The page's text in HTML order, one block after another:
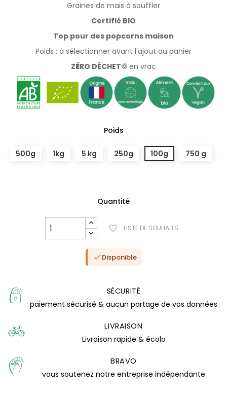
Graines de maïs à souffler
Certifié BIO
Top pour des popcorns maison
Poids : à sélectionner avant l'ajout au panier
ZÉRO DÉCHET♲ en vrac
Poids
500g 1kg 5 kg 250g 100g 750 g
Quantité
LISTE DE SOUHAITS
Disponible
SÉCURITÉ
paiement sécurisé & aucun partage de vos données
LIVRAISON
Livraison rapide & écolo
BRAVO
vous soutenez notre entreprise indépendante